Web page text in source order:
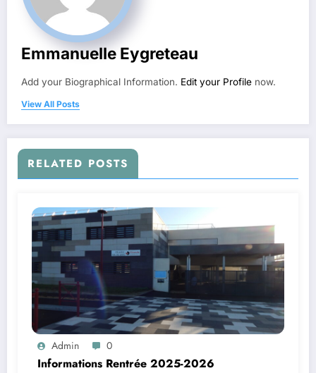
Emmanuelle Eygreteau
Add your Biographical Information. Edit your Profile now.
View All Posts
RELATED POSTS
Admin 0
Informations Rentrée 2025-2026